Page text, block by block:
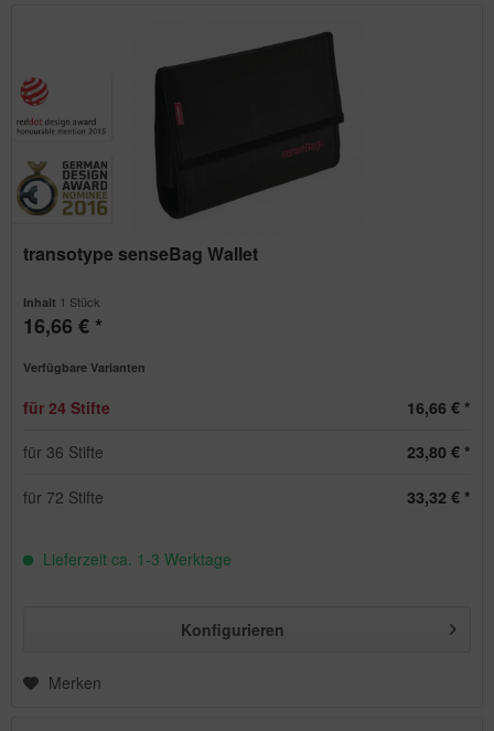
transotype senseBag Wallet
Inhalt 1 Stück
16,66 € *
Verfügbare Varianten
für 24 Stifte
16,66 € *
für 36 Stifte
23,80 € *
für 72 Stifte 33,32 € *
Lieferzeit ca. 1-3 Werktage
Konfigurieren
Merken